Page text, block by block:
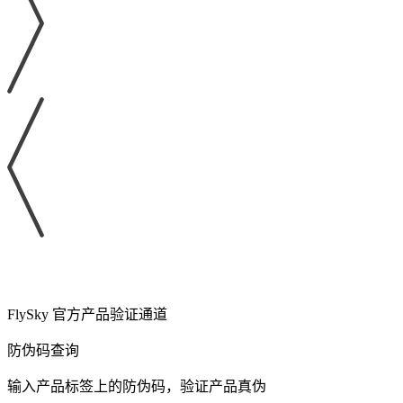
FlySky 官方产品验证通道
防伪码查询
输入产品标签上的防伪码，验证产品真伪